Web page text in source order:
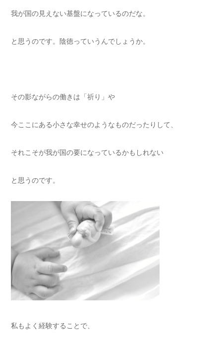
我が国の見えない基盤になっているのだな。
と思うのです。陰徳っていうんでしょうか。
その影ながらの働きは「祈り」や
今ここにある小さな幸せのようなものだったりして、
それこそが我が国の要になっているかもしれない
と思うのです。
私もよく経験することで、